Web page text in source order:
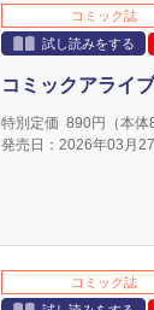
コミック誌
試し読みをする
コミックアライ
特別定価 890円（本体
発売日：2026年03月
コミック誌